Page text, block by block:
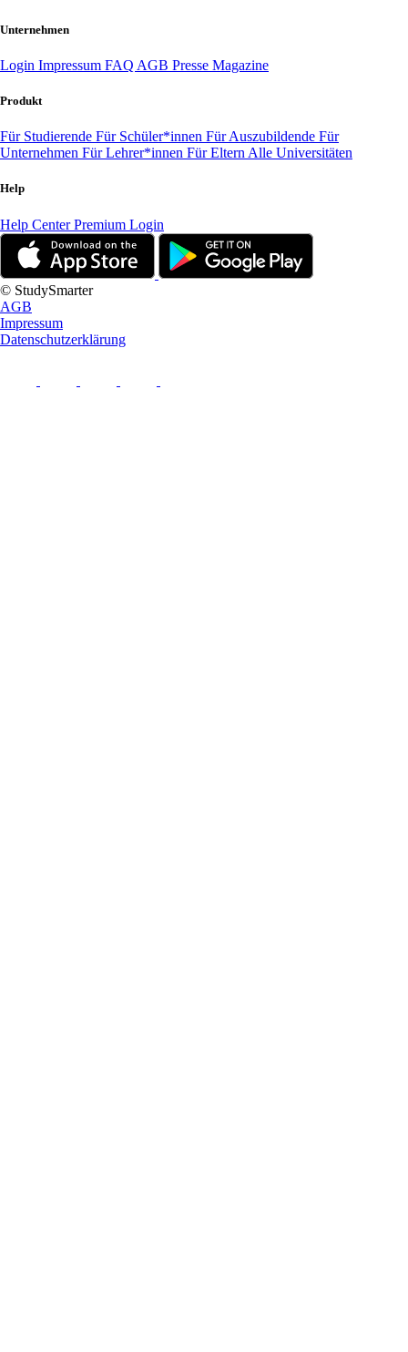
Unternehmen
Login Impressum FAQ AGB Presse Magazine
Produkt
Für Studierende Für Schüler*innen Für Auszubildende Für
Unternehmen Für Lehrer*innen Für Eltern Alle Universitäten
Help
Help CenterPremium Login
© StudySmarter
AGB
Impressum
Datenschutzerklärung